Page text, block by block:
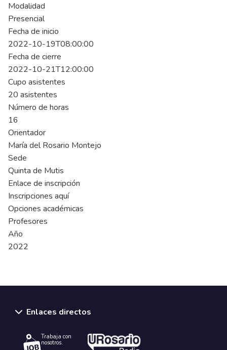
Modalidad
Presencial
Fecha de inicio
2022-10-19T08:00:00
Fecha de cierre
2022-10-21T12:00:00
Cupo asistentes
20 asistentes
Número de horas
16
Orientador
María del Rosario Montejo
Sede
Quinta de Mutis
Enlace de inscripción
Inscripciones aquí
Opciones académicas
Profesores
Año
2022
Enlaces directos
Trabaja con
nosotros.